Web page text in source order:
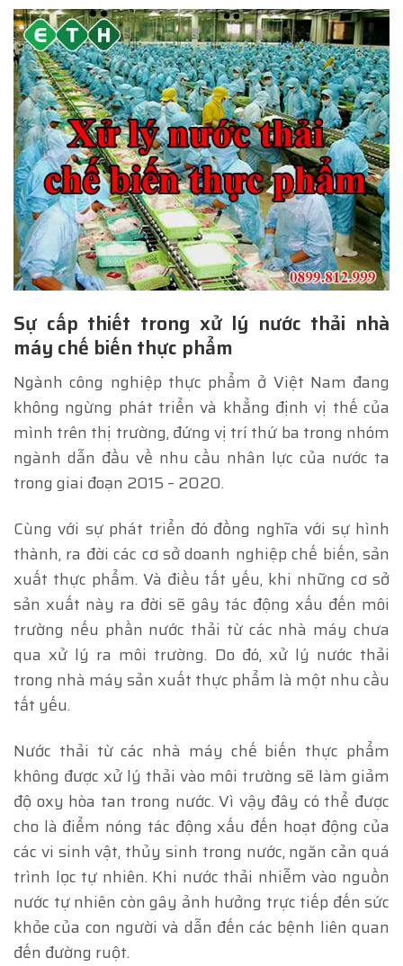
Sự cấp thiết trong xử lý nước thải nhà
máy chế biến thực phẩm
Ngành công nghiệp thực phẩm ở Việt Nam đang
không ngừng phát triển và khẳng định vị thế của
mình trên thị trường, đứng vị trí thứ ba trong nhóm
ngành dẫn đầu về nhu cầu nhân lực của nước ta
trong giai đoạn 2015 – 2020.
Cùng với sự phát triển đó đồng nghĩa với sự hình
thành, ra đời các cơ sở doanh nghiệp chế biến, sản
xuất thực phẩm. Và điều tất yếu, khi những cơ sở
sản xuất này ra đời sẽ gây tác động xấu đến môi
trường nếu phần nước thải từ các nhà máy chưa
qua xử lý ra môi trường. Do đó, xử lý nước thải
trong nhà máy sản xuất thực phẩm là một nhu cầu
tất yếu.
Nước thải từ các nhà máy chế biến thực phẩm
không được xử lý thải vào môi trường sẽ làm giảm
độ oxy hòa tan trong nước. Vì vậy đây có thể được
cho là điểm nóng tác động xấu đến hoạt động của
các vi sinh vật, thủy sinh trong nước, ngăn cản quá
trình lọc tự nhiên. Khi nước thải nhiễm vào nguồn
nước tự nhiên còn gây ảnh hưởng trực tiếp đến sức
khỏe của con người và dẫn đến các bệnh liên quan
đến đường ruột.